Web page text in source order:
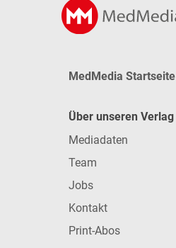
MedMedia Startseite
Über unseren Verlag
Mediadaten
Team
Jobs
Kontakt
Print-Abos